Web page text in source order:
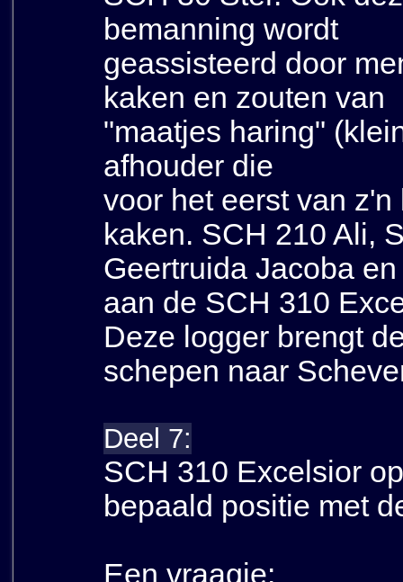
bemanning wordt
geassisteerd door
kaken en zouten van
"maatjes haring"
afhouder die
voor het eerst van
kaken. SCH 210 Ali,
Geertruida Jacoba
aan de SCH 310
Deze logger brengt
schepen naar
Deel 7:
SCH 310 Excelsior
bepaald positie met
Een vraagje: